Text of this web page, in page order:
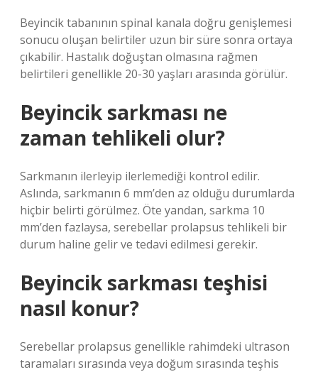
Beyincik tabanının spinal kanala doğru genişlemesi
sonucu oluşan belirtiler uzun bir süre sonra ortaya
çıkabilir. Hastalık doğuştan olmasına rağmen
belirtileri genellikle 20-30 yaşları arasında görülür.
Beyincik sarkması ne
zaman tehlikeli olur?
Sarkmanın ilerleyip ilerlemediği kontrol edilir.
Aslında, sarkmanın 6 mm’den az olduğu durumlarda
hiçbir belirti görülmez. Öte yandan, sarkma 10
mm’den fazlaysa, serebellar prolapsus tehlikeli bir
durum haline gelir ve tedavi edilmesi gerekir.
Beyincik sarkması teşhisi
nasıl konur?
Serebellar prolapsus genellikle rahimdeki ultrason
taramaları sırasında veya doğum sırasında teşhis